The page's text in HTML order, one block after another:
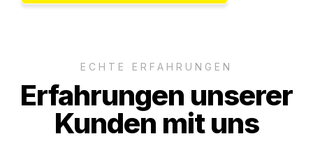
ECHTE ERFAHRUNGEN
Erfahrungen unserer
Kunden mit uns